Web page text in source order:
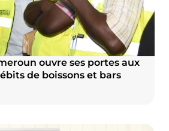
ouvre ses portes aux
de boissons et bars